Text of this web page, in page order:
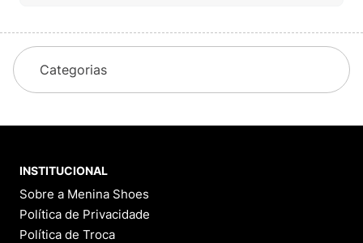
Categorias
INSTITUCIONAL
Sobre a Menina Shoes
Política de Privacidade
Política de Troca